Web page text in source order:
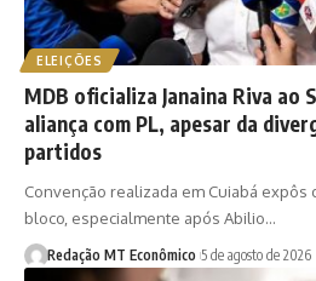
ELEIÇÕES
MDB oficializa Janaina Riva ao
aliança com PL, apesar da
partidos
Convenção realizada em Cuiabá
bloco, especialmente após Abilio…
Redação MT Econômico 5 de agosto de 2026